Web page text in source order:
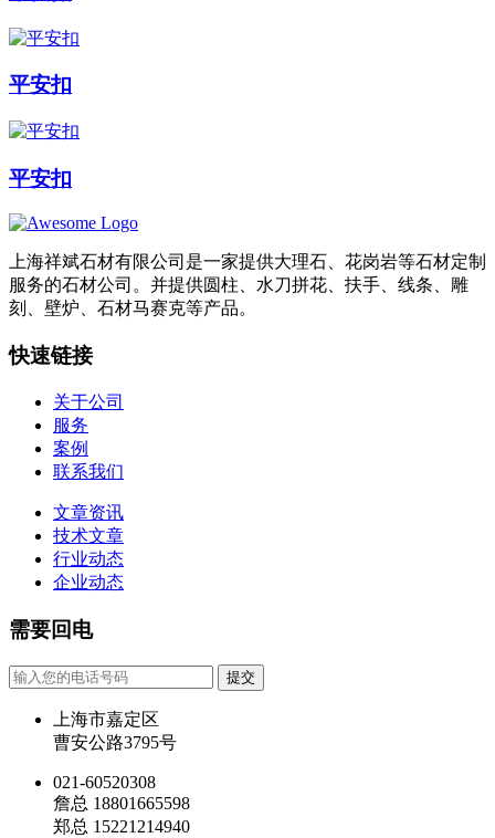
平安扣
平安扣
上海祥斌石材有限公司是一家提供大理石、花岗岩等石材定制
服务的石材公司。并提供圆柱、水刀拼花、扶手、线条、雕
刻、壁炉、石材马赛克等产品。
快速链接
关于公司
服务
案例
联系我们
文章资讯
技术文章
行业动态
企业动态
需要回电
提交
上海市嘉定区
曹安公路3795号
021-60520308
詹总 18801665598
郑总 15221214940